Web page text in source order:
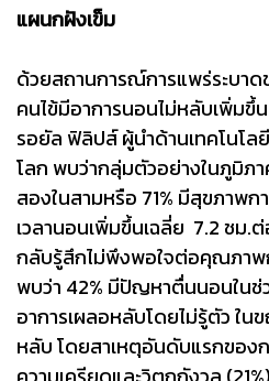
แผนกฝังเข็ม
ด้วยสถานการณ์การแพร่ระบา
คนไข้มีอาการนอนไม่หลับเพิ่มขึ้
รอยัล ฟิลิปส์ ผู้นำด้านเทคโนโ
โลก พบว่ากลุ่มตัวอย่างในภูมิภ
สองในสามหรือ 71% มีสุขภาพ
เวลานอนเพิ่มขึ้นเฉลี่ย 7.2 ชม.
กลับรู้สึกไม่พึงพอใจต่อคุณภาพ
พบว่า 42% มีปัญหาตื่นนอนในช่
อาการเผลอหลับโดยไม่รู้ตัว ใน
หลับ โดยสาเหตุอันดับแรกของ